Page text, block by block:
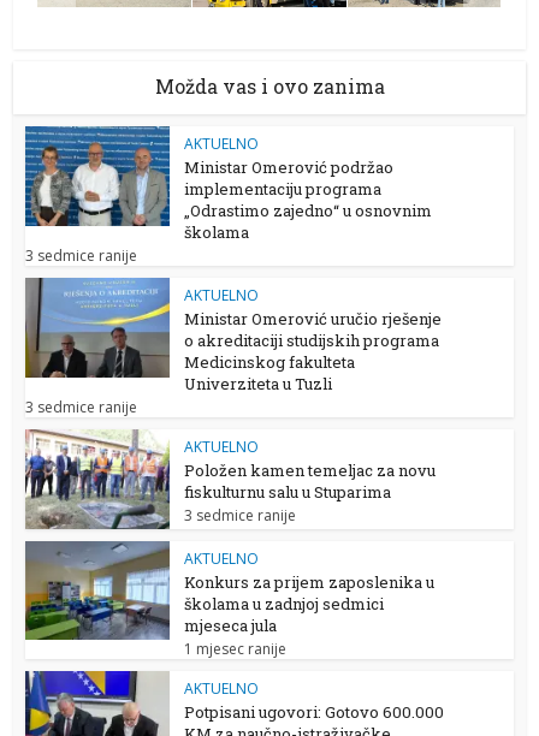
Možda vas i ovo zanima
AKTUELNO
Ministar Omerović podržao
implementaciju programa
„Odrastimo zajedno“ u osnovnim
školama
3 sedmice ranije
AKTUELNO
Ministar Omerović uručio rješenje
o akreditaciji studijskih programa
Medicinskog fakulteta
Univerziteta u Tuzli
3 sedmice ranije
AKTUELNO
Položen kamen temeljac za novu
fiskulturnu salu u Stuparima
3 sedmice ranije
AKTUELNO
Konkurs za prijem zaposlenika u
školama u zadnjoj sedmici
mjeseca jula
1 mjesec ranije
AKTUELNO
Potpisani ugovori: Gotovo 600.000